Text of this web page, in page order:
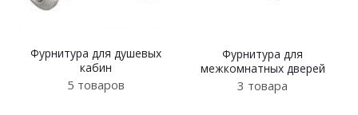
Фурнитура для душевых
кабин
5 товаров
Фурнитура для
межкомнатных дверей
3 товара